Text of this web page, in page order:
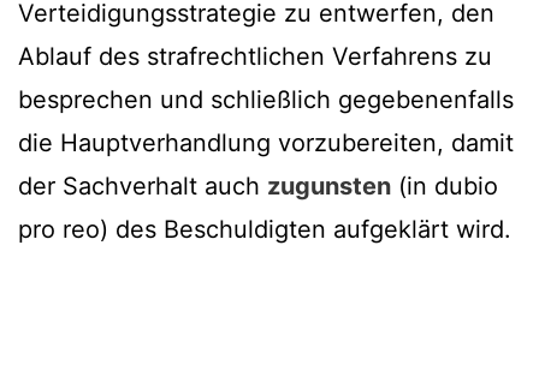
Verteidigungsstrategie zu entwerfen, den
Ablauf des strafrechtlichen Verfahrens zu
besprechen und schließlich gegebenenfalls
die Hauptverhandlung vorzubereiten, damit
der Sachverhalt auch zugunsten (in dubio
pro reo) des Beschuldigten aufgeklärt wird.